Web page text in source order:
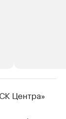
Центра»